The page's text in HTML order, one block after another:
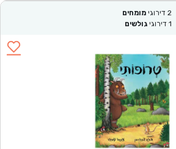
2 דירוגי מומחים
1 דירוגי גולשים